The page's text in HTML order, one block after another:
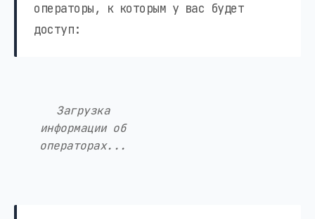
операторы, к которым у вас будет
доступ:
Загрузка
информации об
операторах...